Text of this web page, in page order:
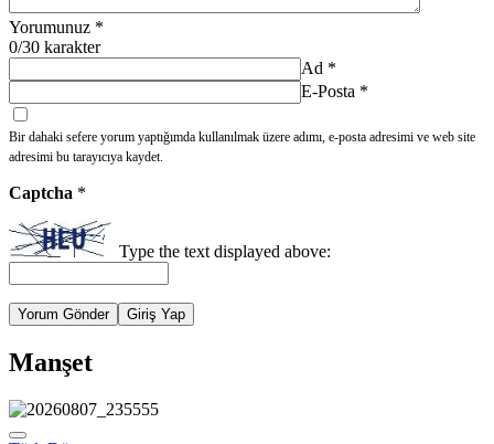
Yorumunuz *
0/30 karakter
Ad *
E-Posta *
Bir dahaki sefere yorum yaptığımda kullanılmak üzere adımı, e-posta adresimi ve web site
adresimi bu tarayıcıya kaydet.
Captcha *
Type the text displayed above:
Yorum Gönder Giriş Yap
Manşet